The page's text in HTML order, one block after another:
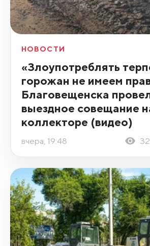
НОВОСТИ
«Злоупотреблять
горожан не имеем
Благовещенска
выездное совещание
коллекторе (видео)
вчера, 19:48